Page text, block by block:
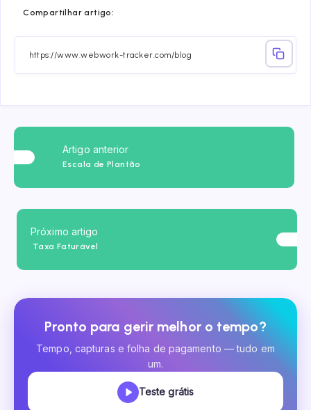
Compartilhar artigo:
Email
Artigo anterior
Escala de Plantão
Próximo artigo
Taxa Faturável
Pronto para gerir melhor o tempo?
Tempo, capturas e folha de pagamento — tudo em
um.
Teste grátis